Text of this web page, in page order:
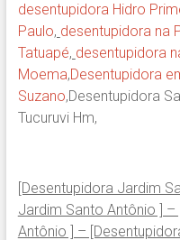
desentupidora Hidro
Paulo, desentupidora na
Tatuapé, desentupidora
Moema,Desentupidora
Suzano,Desentupidora
Tucuruvi Hm,
[Desentupidora Jardim
Jardim Santo Antônio ]
Antônio ] –